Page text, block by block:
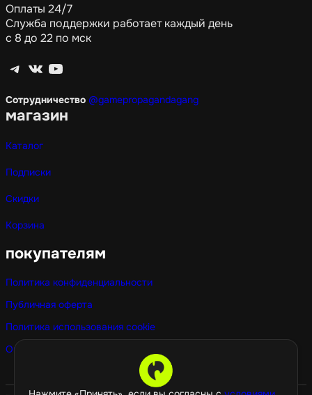
Оплаты 24/7
Служба поддержки работает каждый день
с 8 до 22 по мск
Telegram ВКонтакте YouTube
Сотрудничество @gamepropagandagang
магазин
Каталог
Подписки
Скидки
Корзина
покупателям
Политика конфиденциальности
Публичная оферта
Политика использования cookie
Оптовые покупки